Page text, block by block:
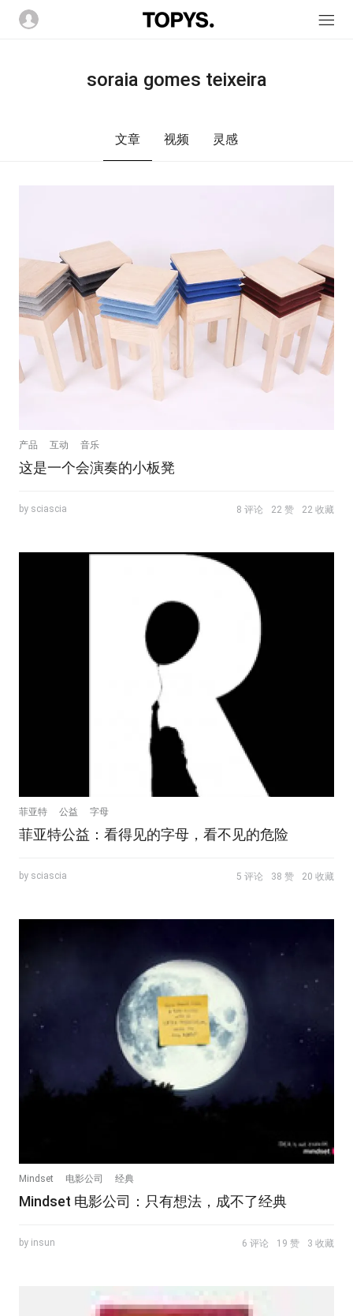
soraia gomes teixeira
文章 视频 灵感
产品 互动 音乐
这是一个会演奏的小板凳
by sciascia 8 评论 22 赞 22 收藏
菲亚特 公益 字母
菲亚特公益：看得见的字母，看不见的危险
by sciascia 5 评论 38 赞 20 收藏
Mindset 电影公司 经典
Mindset 电影公司：只有想法，成不了经典
by insun 6 评论 19 赞 3 收藏